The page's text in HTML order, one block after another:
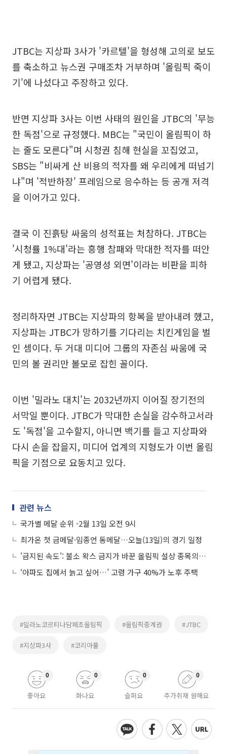
JTBC는 지상파 3사가 '카르텔'을 형성해 고의로 보도
를 축소하고 뉴스권 구매조차 거부하며 '올림픽 죽이
기'에 나섰다고 주장하고 있다.
반면 지상파 3사는 이번 사태의 원인을 JTBC의 '무능
한 독점'으로 규정했다. MBC는 "국민이 올림픽이 하
는 줄도 모른다"며 시청권 침해 현실을 꼬집었고,
SBS는 "비싸게 산 비용의 적자를 왜 우리에게 떠넘기
냐"며 '적반하장' 프레임으로 응수하는 등 공개 저격
을 이어가고 있다.
결국 이 진흙탕 싸움의 성적표는 처참하다. JTBC는
'시청률 1%대'라는 흥행 참패와 막대한 적자를 떠안
게 됐고, 지상파는 '공영성 외면'이라는 비판을 피하
기 어렵게 됐다.
정리하자면 JTBC는 지상파의 항복을 받아내려 했고,
지상파는 JTBC가 망하기를 기다리는 치킨게임을 벌
인 셈이다. 두 거대 미디어 그룹의 자존심 싸움에 국
민의 볼 권리만 볼모로 잡힌 꼴이다.
이번 '밀라노 대치'는 2032년까지 이어질 장기전의
서막일 뿐이다. JTBC가 막대한 손실을 감수하고서라
도 '독점'을 고수할지, 아니면 백기를 들고 지상파와
다시 손을 잡을지, 미디어 업계의 지형도가 이번 올림
픽을 기점으로 요동치고 있다.
관련 뉴스
국가별 메달 순위 -2월 13일 오전 9시
최가온 첫 금메달·임종언 동메달…오늘(13일)의 경기 일정
'금지된 속도': 불소 왁스 금지가 바꾼 올림픽 설상 종목의 과학
‘아파도 집에서 늙고 싶어…’ 고령 가구 40%가 노후 주택
#밀라노코르티나담페초올림픽 #올림픽중계권 #JTBC
#지상파3사 #코리아풀
좋아요
0
화나요
0
슬퍼요
0
추가취재 원해요
0